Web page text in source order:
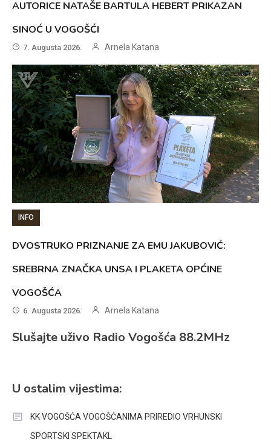
AUTORICE NATAŠE BARTULA HEBERT PRIKAZAN
SINOĆ U VOGOŠĆI
7. Augusta 2026. Arnela Katana
INFO
DVOSTRUKO PRIZNANJE ZA EMU JAKUBOVIĆ:
SREBRNA ZNAČKA UNSA I PLAKETA OPĆINE
VOGOŠĆA
6. Augusta 2026. Arnela Katana
Slušajte uživo Radio Vogošća 88.2MHz
U ostalim vijestima:
KK VOGOŠĆA VOGOŠĆANIMA PRIREDIO VRHUNSKI
SPORTSKI SPEKTAKL